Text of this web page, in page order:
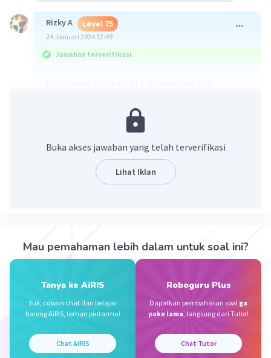
Rizky A Level 75
24 Januari 2024 12:49
Jawaban terverifikasi
Buka akses jawaban yang telah terverifikasi
Lihat Iklan
Mau pemahaman lebih dalam untuk soal ini?
Tanya ke AiRIS
Yuk, cobain chat dan belajar
bareng AiRIS, teman pintarmu!
Chat AiRIS
Roboguru Plus
Dapatkan pembahasan soal ga
pake lama, langsung dari Tutor!
Chat Tutor